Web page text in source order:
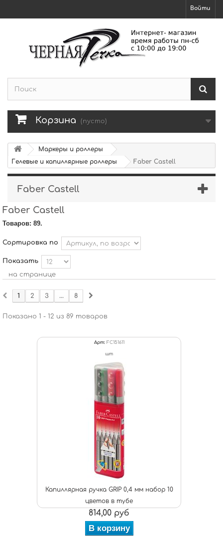
Войти
Корзина (пусто)
Маркеры и роллеры
Гелевые и капиллярные роллеры
Faber Castell
Faber Castell
Faber Castell
Товаров: 89.
Сортировка по
Показать
на странице
1 2 3 ... 8
Показано 1 - 12 из 89 товаров
Арт: FC151611
шт
Капиллярная ручка GRIP 0,4 мм набор 10
цветов в тубе
814,00 руб
В корзину